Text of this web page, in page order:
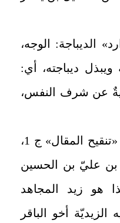
الديباجة: الوجه،
ديباجته، أي:
عن شرف النفس،
تحدّث المامقانيّ في «تنقيح المقال» ج 1،
عن زيد بن عليّ بن الحسين
هو زيد المجاهد
أخو الباقر